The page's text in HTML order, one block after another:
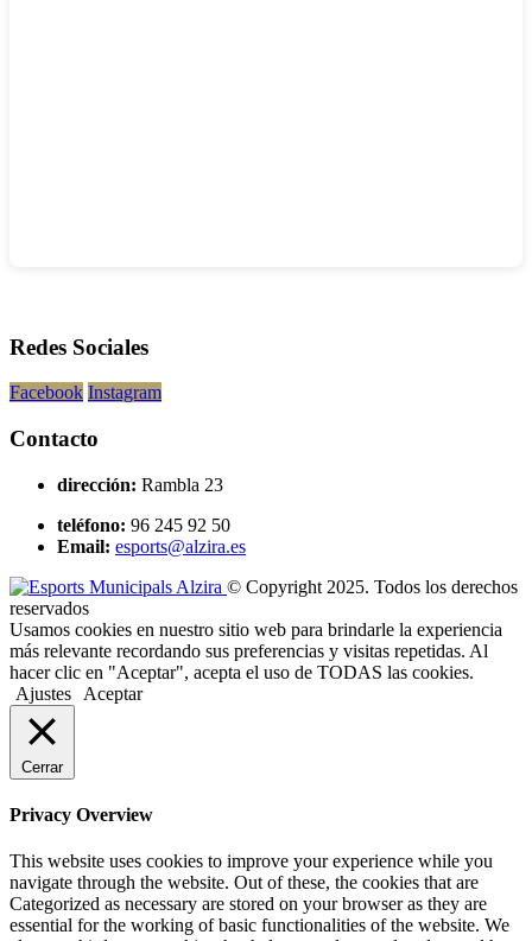
Redes Sociales
Facebook Instagram
Contacto
dirección: Rambla 23
teléfono: 96 245 92 50
Email: esports@alzira.es
© Copyright 2025. Todos los derechos
reservados
Usamos cookies en nuestro sitio web para brindarle la experiencia
más relevante recordando sus preferencias y visitas repetidas. Al
hacer clic en "Aceptar", acepta el uso de TODAS las cookies.
Ajustes
Aceptar
Cerrar
Privacy Overview
This website uses cookies to improve your experience while you
navigate through the website. Out of these, the cookies that are
Categorized as necessary are stored on your browser as they are
essential for the working of basic functionalities of the website. We